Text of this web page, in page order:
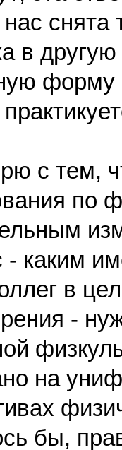
снята
в
форму
с тем,
по
- каким
в
-
на
бы,